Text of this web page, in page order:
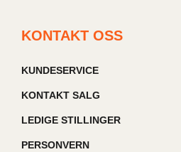
KONTAKT OSS
KUNDESERVICE
KONTAKT SALG
LEDIGE STILLINGER
PERSONVERN